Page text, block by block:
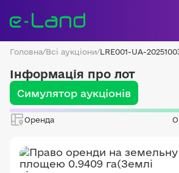
Головна/Всі аукціони/LRE001-UA-
Інформація про лот
Симулятор аукціонів
Оренда